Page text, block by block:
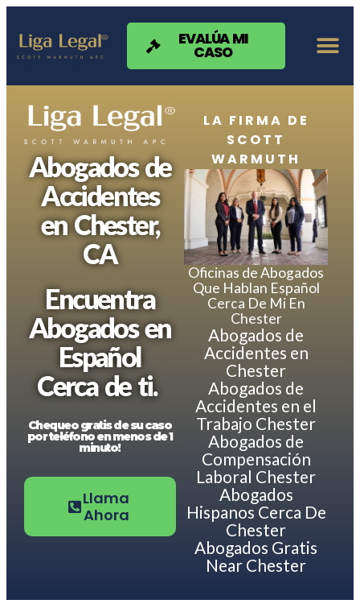
Nota:
sitio
web
accesibilidad.
EVALÚA MI
CASO
Abogados de
Accidentes
en Chester,
CA
Encuentra
Abogados en
Español
Cerca de ti.
Chequeo gratis de su caso
por teléfono en menos de 1
minuto!
Llama
Ahora
LA FIRMA DE
SCOTT
WARMUTH
Oficinas de Abogados
Que Hablan Español
Cerca De Mi En
Chester
Abogados de
Accidentes en
Chester
Abogados de
Accidentes en el
Trabajo Chester
Abogados de
Compensación
Laboral Chester
Abogados
Hispanos Cerca De
Chester
Abogados Gratis
Near Chester